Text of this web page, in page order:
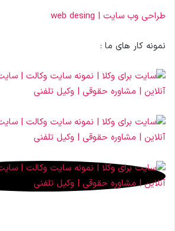
طراحی وب سایت | web desing
نمونه کار های ما :